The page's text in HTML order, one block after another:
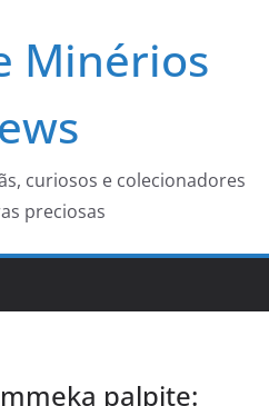
Minérios
curiosos e colecionadores
preciosas
palpite: